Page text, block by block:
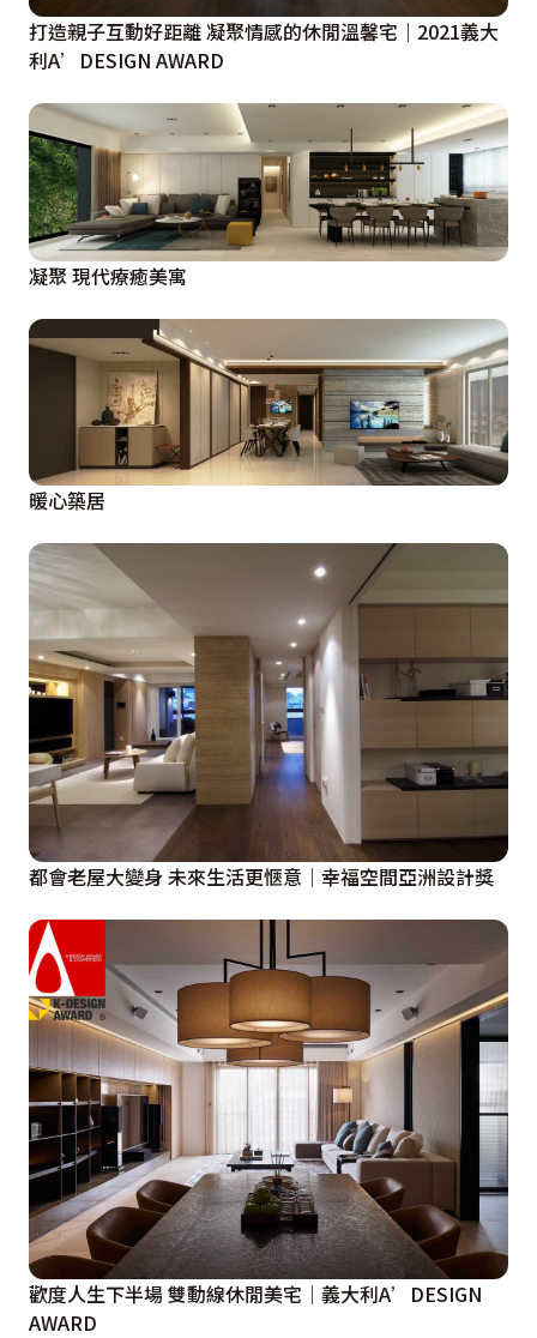
打造親子互動好距離 凝聚情感的休閒溫馨宅｜2021義大
利A’DESIGN AWARD
凝聚 現代療癒美寓
暖心築居
都會老屋大變身 未來生活更愜意｜幸福空間亞洲設計獎
歡度人生下半場 雙動線休閒美宅｜義大利A’DESIGN
AWARD